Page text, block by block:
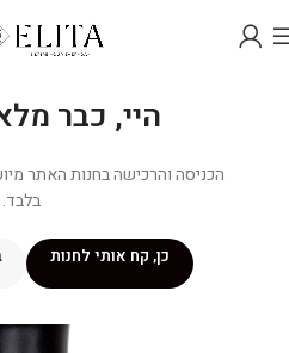
היי, כבר מלאו
בלבד.
כן, קח אותי לחנות